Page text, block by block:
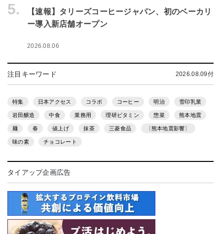
5.
【速報】タリーズコーヒージャパン、初のベーカリ
ー導入新店舗オープン
2026.08.06
注目キーワード 2026.08.09付
特集 日本アクセス コラボ コーヒー 明治 雪印乳業
岩田醸造 中食 業務用 理研ビタミン 惣菜 熊本地震
麺 春 値上げ 抹茶 三菱食品 〔熊本地震影響〕
味の素 チョコレート
タイアップ企画広告